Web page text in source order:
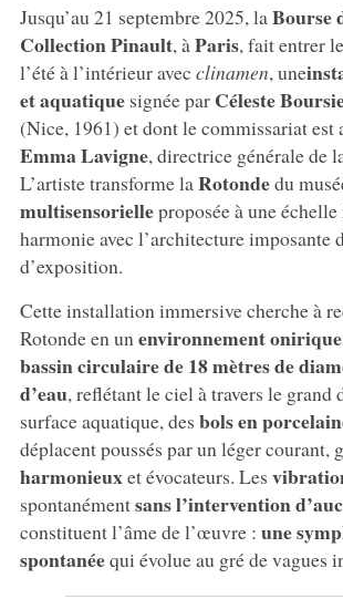
Jusqu’au 21 septembre 2025, la Bourse
Collection Pinault, à Paris, fait entrer
l’été à l’intérieur avec clinamen, une
et aquatiquesignée par Céleste
(Nice, 1961) et dont le commissariat est
Emma Lavigne, directrice générale de
L’artiste transforme la Rotondedu
multisensorielleproposée à une
harmonie avec l’architecture imposante
d’exposition.
Cette installation immersive cherche à
Rotonde en unenvironnement onirique
bassin circulaire de 18 mètres de
d’eau, reflétant le ciel à travers le grand
surface aquatique, des bols en
déplacent poussés par un léger courant,
harmonieuxet évocateurs. Les
spontanémentsans l’intervention
constituent l’âme de l’œuvre : une
spontanéequi évolue au gré de vagues